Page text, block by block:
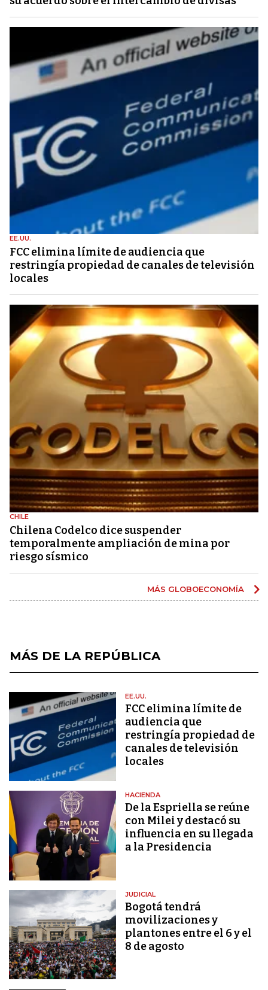
EE.UU.
FCC elimina límite de audiencia que
restringía propiedad de canales de televisión
locales
CHILE
Chilena Codelco dice suspender
temporalmente ampliación de mina por
riesgo sísmico
MÁS GLOBOECONOMÍA
MÁS DE LA REPÚBLICA
EE.UU.
FCC elimina límite de
audiencia que
restringía propiedad de
canales de televisión
locales
HACIENDA
De la Espriella se reúne
con Milei y destacó su
influencia en su llegada
a la Presidencia
JUDICIAL
Bogotá tendrá
movilizaciones y
plantones entre el 6 y el
8 de agosto